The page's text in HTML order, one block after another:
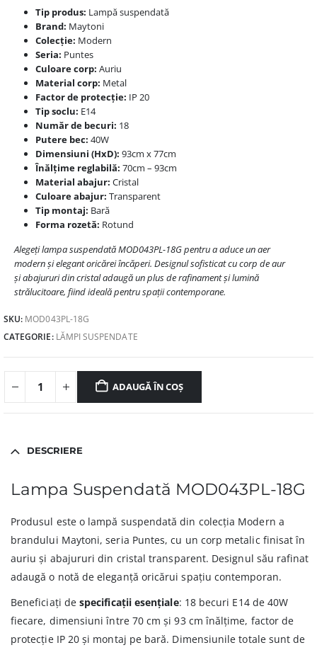
Tip produs: Lampă suspendată
Brand: Maytoni
Colecție: Modern
Seria: Puntes
Culoare corp: Auriu
Material corp: Metal
Factor de protecție: IP 20
Tip soclu: E14
Număr de becuri: 18
Putere bec: 40W
Dimensiuni (HxD): 93cm x 77cm
Înălțime reglabilă: 70cm – 93cm
Material abajur: Cristal
Culoare abajur: Transparent
Tip montaj: Bară
Forma rozetă: Rotund
Alegeți lampa suspendată MOD043PL-18G pentru a aduce un aer
modern și elegant oricărei încăperi. Designul sofisticat cu corp de aur
și abajururi din cristal adaugă un plus de rafinament și lumină
strălucitoare, fiind ideală pentru spații contemporane.
SKU: MOD043PL-18G
CATEGORIE: LĂMPI SUSPENDATE
ADAUGĂ ÎN COȘ
DESCRIERE
Lampa Suspendată MOD043PL-18G
Produsul este o lampă suspendată din colecția Modern a
brandului Maytoni, seria Puntes, cu un corp metalic finisat în
auriu și abajururi din cristal transparent. Designul său rafinat
adaugă o notă de eleganță oricărui spațiu contemporan.
Beneficiați despecificații esențiale: 18 becuri E14 de 40W
fiecare, dimensiuni între 70 cm și 93 cm înălțime, factor de
protecție IP 20 și montaj pe bară. Dimensiunile totale sunt de